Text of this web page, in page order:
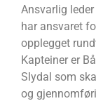
Ansvarlig
har ansvaret
opplegget
Kapteiner er
Slydal som
og